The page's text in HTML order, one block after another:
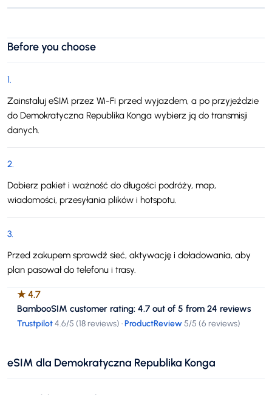
Before you choose
1.
Zainstaluj eSIM przez Wi-Fi przed wyjazdem, a po przyjeździe
do Demokratyczna Republika Konga wybierz ją do transmisji
danych.
2.
Dobierz pakiet i ważność do długości podróży, map,
wiadomości, przesyłania plików i hotspotu.
3.
Przed zakupem sprawdź sieć, aktywację i doładowania, aby
plan pasował do telefonu i trasy.
★4.7
BambooSIM customer rating: 4.7 out of 5 from 24 reviews
Trustpilot4.6/5 (18 reviews) ·ProductReview5/5 (6 reviews)
eSIM dla Demokratyczna Republika Konga